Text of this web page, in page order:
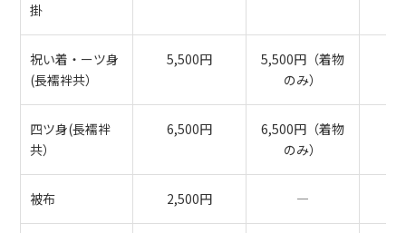
掛
祝い着・ーツ身
(長襦袢共）
5,500円
5,500円（着物
のみ）
四ツ身(長襦袢
共）
6,500円
6,500円（着物
のみ）
被布 2,500円 ―